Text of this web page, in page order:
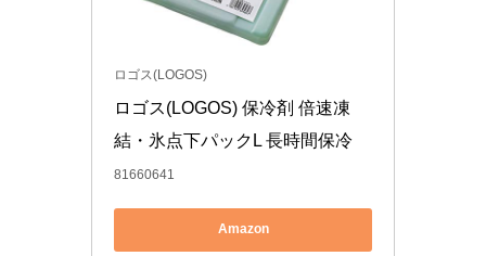
ロゴス(LOGOS)
ロゴス(LOGOS) 保冷剤 倍速凍
結・氷点下パックL 長時間保冷
81660641
Amazon